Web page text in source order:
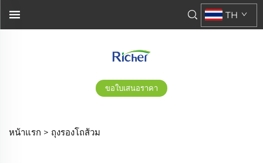
ขอใบเสนอราคา
TH
หน้าแรก > ถุงรองโถส้วม